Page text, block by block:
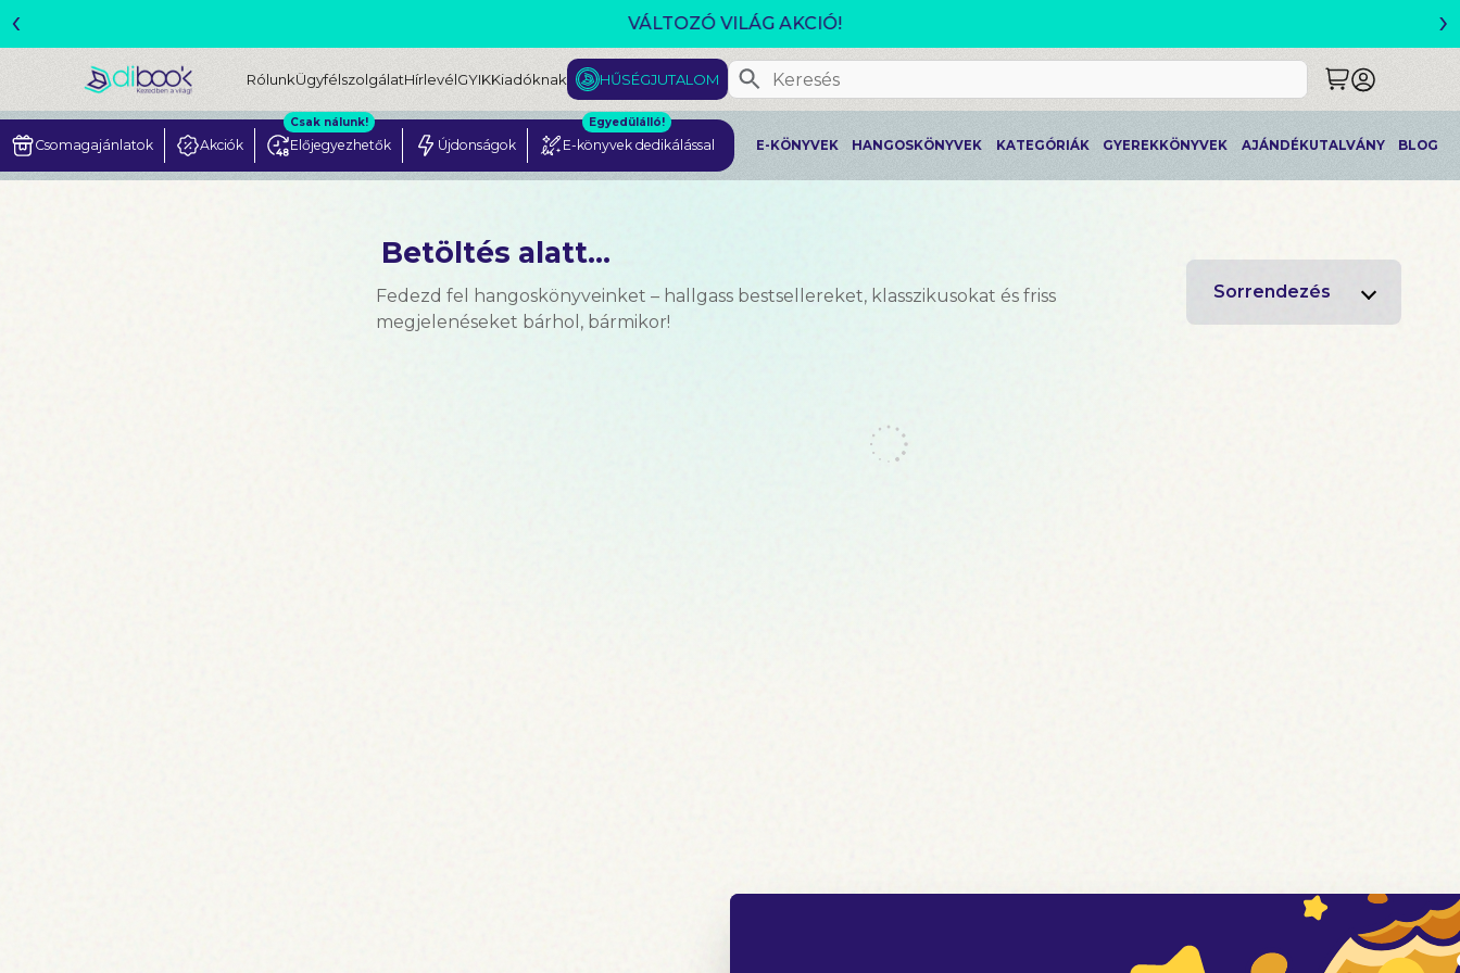
CSOMAGAJÁNLATOK- AKÁR 25% KEDVEZMÉNNYEL!!
‹ ›
RólunkÜgyfélszolgálatHírlevélGYIKKiadóknak HŰSÉGJUTALOM
Csomagajánlatok Akciók Előjegyezhetők
Csak nálunk!
Újdonságok E-könyvek dedikálással
Egyedülálló!
E-KÖNYVEK HANGOSKÖNYVEK KATEGÓRIÁK GYEREKKÖNYVEK AJÁNDÉKUTALVÁNY BLOG
Betöltés alatt...
Fedezd fel hangoskönyveinket – hallgass bestsellereket, klasszikusokat és friss
megjelenéseket bárhol, bármikor!
Sorrendezés